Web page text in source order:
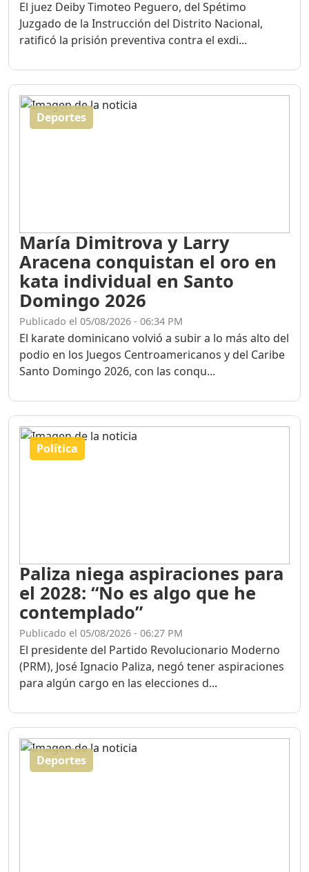
El juez Deiby Timoteo Peguero, del Spétimo
Juzgado de la Instrucción del Distrito Nacional,
ratificó la prisión preventiva contra el exdi...
Deportes
María Dimitrova y Larry
Aracena conquistan el oro en
kata individual en Santo
Domingo 2026
Publicado el 05/08/2026 - 06:34 PM
El karate dominicano volvió a subir a lo más alto del
podio en los Juegos Centroamericanos y del Caribe
Santo Domingo 2026, con las conqu...
Política
Paliza niega aspiraciones para
el 2028: “No es algo que he
contemplado”
Publicado el 05/08/2026 - 06:27 PM
El presidente del Partido Revolucionario Moderno
(PRM), José Ignacio Paliza, negó tener aspiraciones
para algún cargo en las elecciones d...
Deportes